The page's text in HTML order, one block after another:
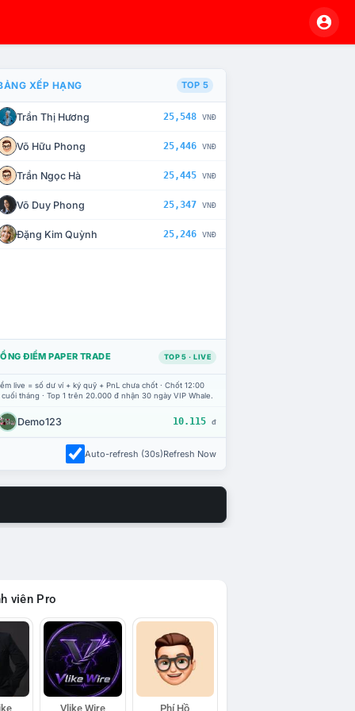
CHẾ TÀI XỬ LÝ VI PHẠM
XẾP HẠNG TOP 5
Trần Thị Hương 25,548 VNĐ
Võ Hữu Phong 25,446 VNĐ
Trần Ngọc Hà 25,445 VNĐ
Võ Duy Phong 25,347 VNĐ
Đặng Kim Quỳnh 25,246 VNĐ
ĐIỂM PAPER TRADE TOP 5 · LIVE
live = số dư ví + ký quỹ + PnL chưa chốt · Chốt 12:00
tháng · Top 1 trên 20.000 đ nhận 30 ngày VIP Whale.
Demo123 10.115 đ
Auto-refresh (30s)Refresh Now
viên Pro
Vlike Wire Phí Hồ